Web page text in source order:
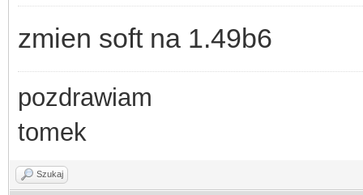
zmien soft na 1.49b6
pozdrawiam
tomek
Szukaj